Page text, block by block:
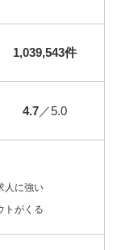
1,039,543件
4.7／5.0
人に強い
トがくる